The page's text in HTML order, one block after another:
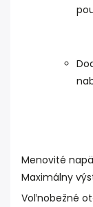
Menovité
Maximálny
Voľnobežné